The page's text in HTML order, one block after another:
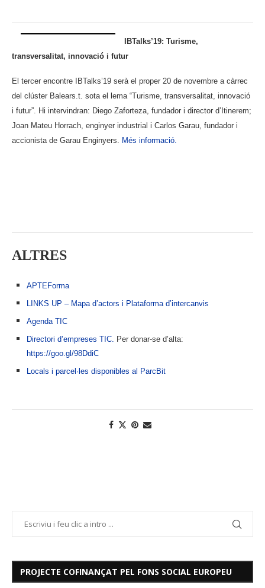
IBTalks’19: Turisme,
transversalitat, innovació i futur
El tercer encontre IBTalks’19 serà el proper 20 de novembre a càrrec
del clúster Balears.t. sota el lema “Turisme, transversalitat, innovació
i futur”. Hi intervindran: Diego Zaforteza, fundador i director d’Itinerem;
Joan Mateu Horrach, enginyer industrial i Carlos Garau, fundador i
accionista de Garau Enginyers. Més informació.
ALTRES
APTEForma
LINKS UP – Mapa d’actors i Plataforma d’intercanvis
Agenda TIC
Directori d’empreses TIC. Per donar-se d’alta:
https://goo.gl/98DdiC
Locals i parcel·les disponibles al ParcBit
PROJECTE COFINANÇAT PEL FONS SOCIAL EUROPEU